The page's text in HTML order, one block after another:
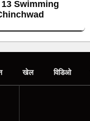
Swimming
खेल विडिओ